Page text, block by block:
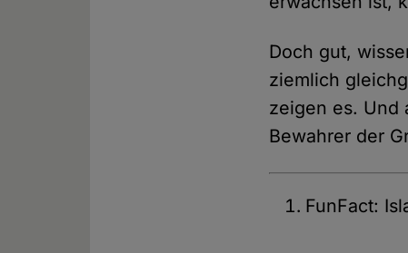
Doch gut,
ziemlich
zeigen es. Und
Bewahrer der
FunFact: